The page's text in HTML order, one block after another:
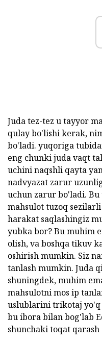
Juda tez-tez u tayyor
qulay bo'lishi kerak,
bo'ladi. yuqoriga
eng chunki juda vaqt
uchini naqshli qayta
nadvyazat zarur
uchun zarur bo'ladi.
mahsulot tuzoq
harakat saqlashingiz
yubka bor? Bu muhim
olish, va boshqa tikuv
oshirish mumkin. Siz
tanlash mumkin. Juda
shuningdek, muhim
mahsulotni mos ip
uslublarini trikotaj yo'q
bu ibora bilan bog'lab
shunchaki toqat